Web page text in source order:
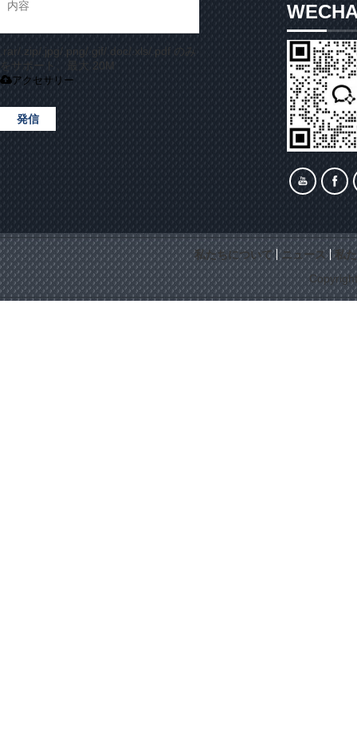
.rar/.zip/.jpg/.png/.gif/.doc/.xls/.pdf のみ
をサポート、最大 20M
アクセサリー
発信
私たちについて ニュース
私